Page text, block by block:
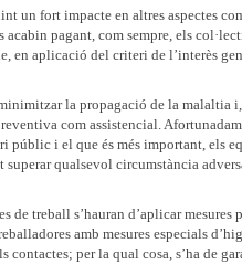
un fort impacte en altres aspectes
pagant, com sempre, els
en aplicació del criteri de l’interès
la propagació de la malaltia
com assistencial.
i el que és més important, els
qualsevol circumstància
de treball s’hauran d’aplicar mesures
amb mesures especials
per la qual cosa, s’ha de